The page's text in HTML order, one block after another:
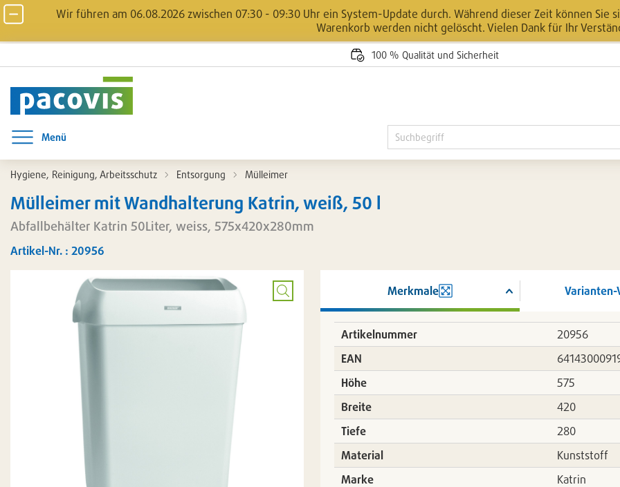
Wir führen am 06.08.2026 zwischen 07:30 - 09:30 Uhr ein System-Update durch. Während dieser Zeit können
Warenkorb werden nicht gelöscht. Vielen Dank für Ihr
100 % Qualität und Sicherheit
Menü
Menü öffnen
Hygiene, Reinigung, Arbeitsschutz Entsorgung Mülleimer
Mülleimer mit Wandhalterung Katrin, weiß, 50 l
Abfallbehälter Katrin 50Liter, weiss, 575x420x280mm
Artikel-Nr. : 20956
Bild
vergrößern
Merkmale Varianten-
Artikelnummer
20956
EAN
Höhe
575
Breite
420
Tiefe
280
Material
Kunststoff
Marke
Katrin